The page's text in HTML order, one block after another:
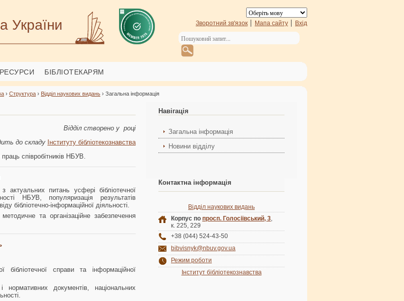
України Зворотний зв'язок Мапа сайту Вхід
РЕСУРСИ БІБЛІОТЕКАРЯМ
› Структура › Відділ наукових видань › Загальна інформація
Відділ створено у році
до складу Інституту бібліотекознавства
співробітників НБУВ.
актуальних питань усфері бібліотечної
НБУВ, популяризація результатів
бібліотечно-інформаційної діяльності.
та організаційне забезпечення
бібліотечної справи та інформаційної
нормативних документів, національних
Навігація
Загальна інформація
Новини відділу
Контактна інформація
Відділ наукових видань
Корпус по просп. Голосіївський, 3,
к. 225, 229
+38 (044) 524-43-50
bibvisnyk@nbuv.gov.ua
Режим роботи
Інститут бібліотекознавства